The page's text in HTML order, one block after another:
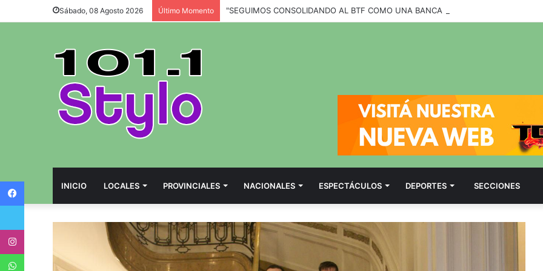
Sábado, 08 Agosto 2026 Último Momento
INICIO LOCALES PROVINCIALES NACIONALES ESPECTÁCULOS DEPORTES SECCIONES
Twitter
WhatsApp